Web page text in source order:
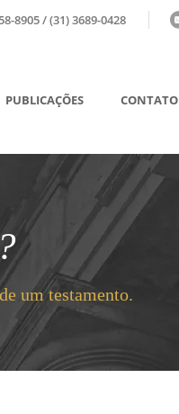
8905 / (31) 3689-0428
PUBLICAÇÕES CONTATO
um testamento.